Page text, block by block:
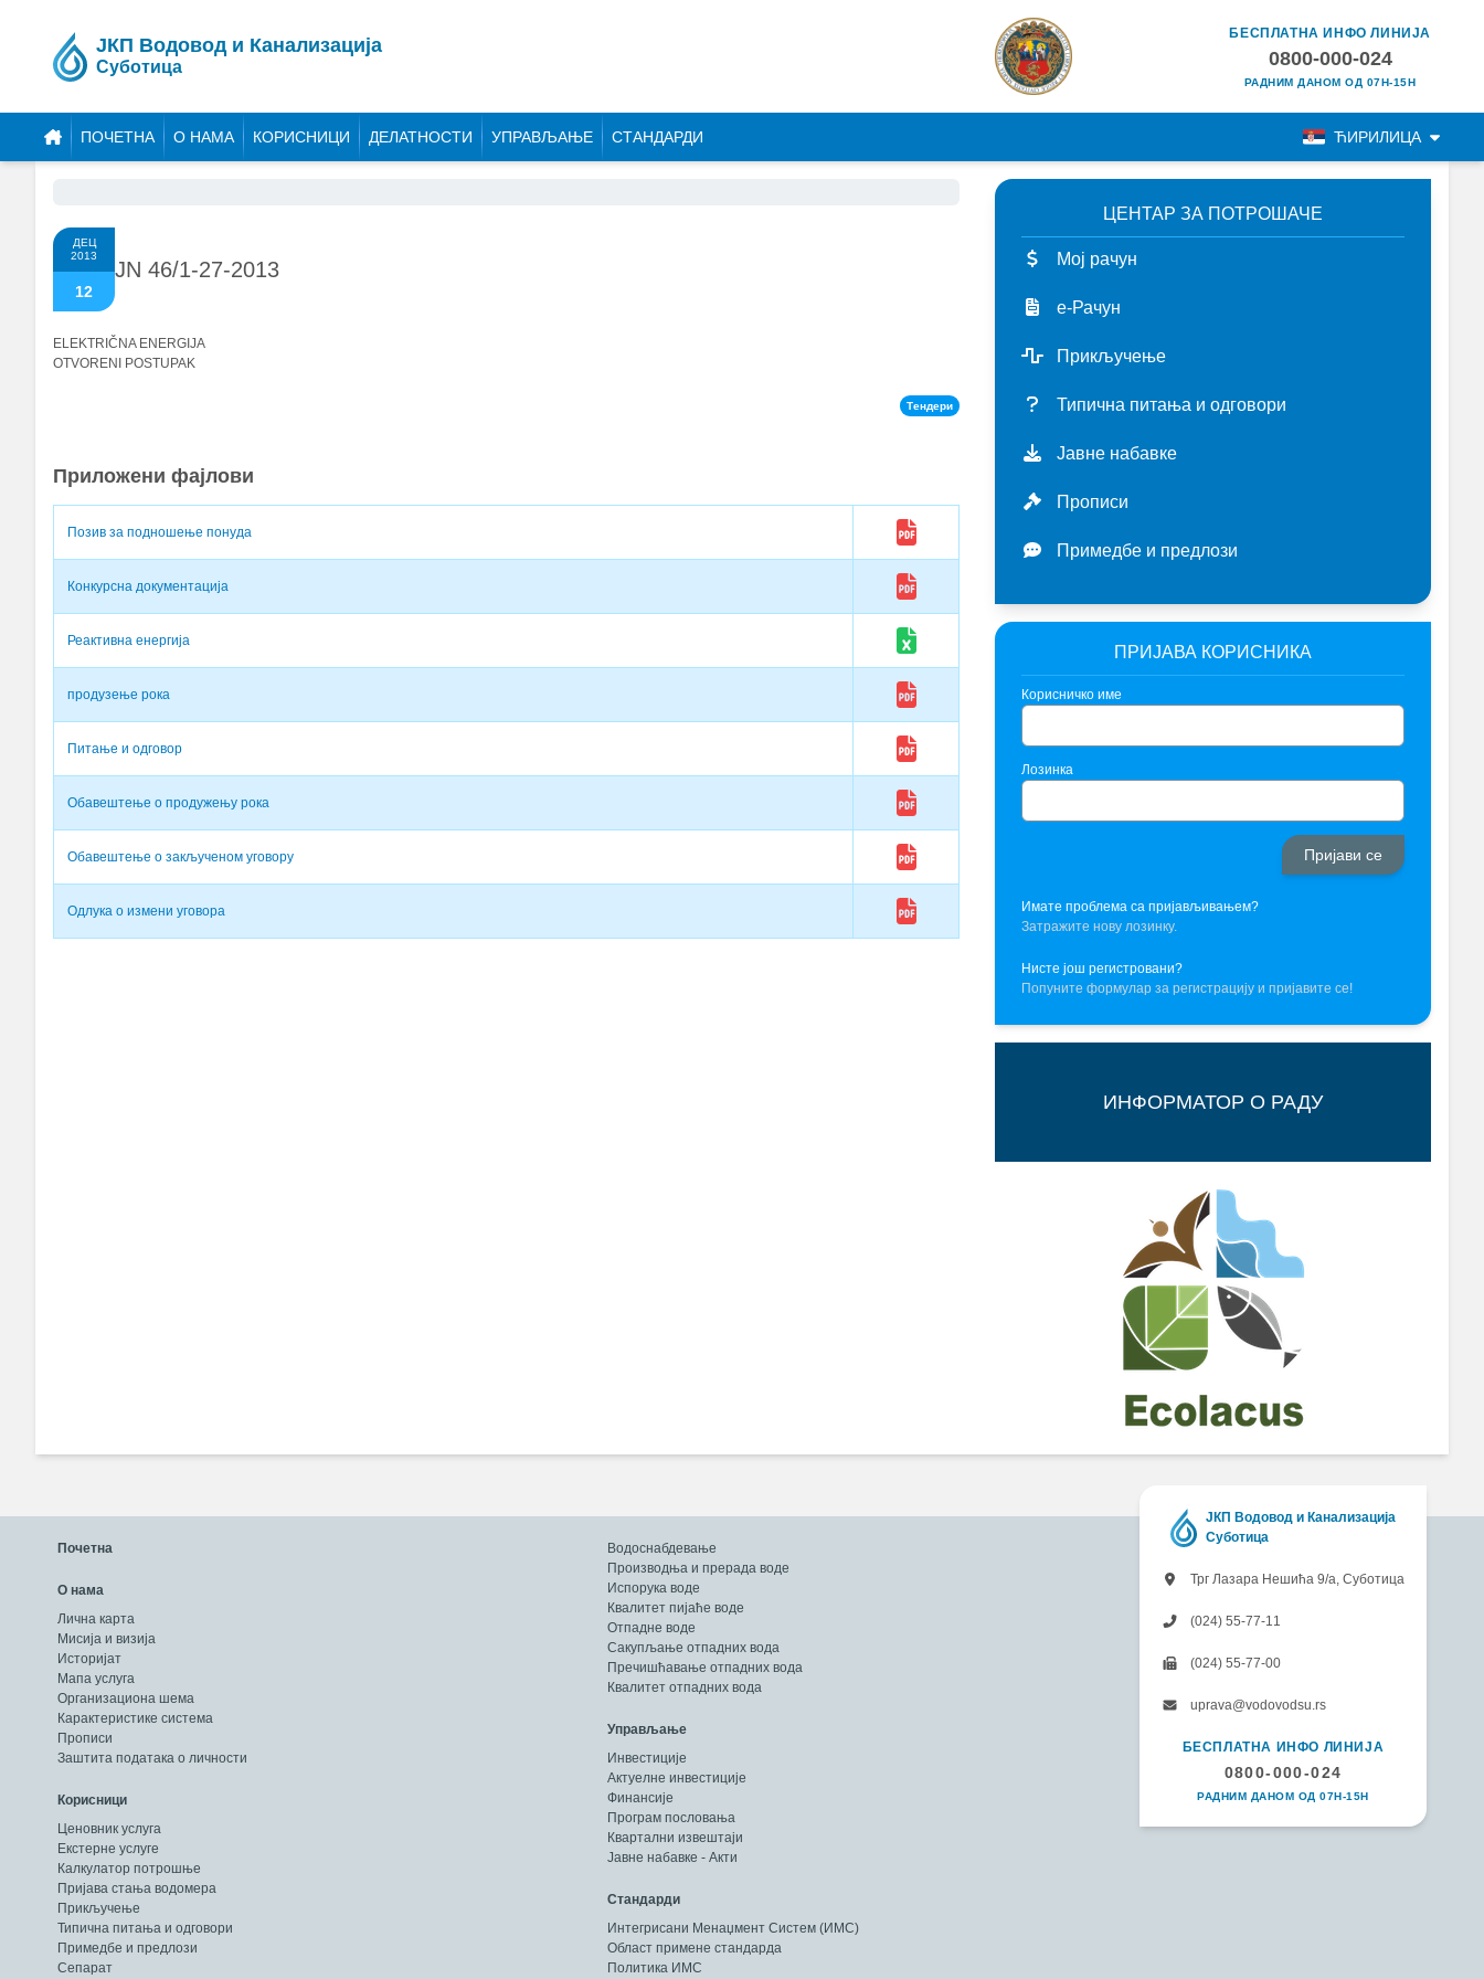
ЈКП Водовод и Канализација
Суботица
БЕСПЛАТНА ИНФО ЛИНИЈА
0800-000-024
РАДНИМ ДАНОМ ОД 07H-15H
ПОЧЕТНА О НАМА КОРИСНИЦИ ДЕЛАТНОСТИ УПРАВЉАЊЕ СТАНДАРДИ ЋИРИЛИЦА
ДЕЦ
2013
12
JN 46/1-27-2013
ELEKTRIČNA ENERGIJA
OTVORENI POSTUPAK
Тендери
Приложени фајлови
Позив за подношење понуда
Конкурсна документација
Реактивна енергија
продузење рока
Питање и одговор
Обавештење о продужењу рока
Обавештење о закљученом уговору
Одлука о измени уговора
ЦЕНТАР ЗА ПОТРОШАЧЕ
Мој рачун
е-Рачун
Прикључење
Типична питања и одговори
Јавне набавке
Прописи
Примедбе и предлози
ПРИЈАВА КОРИСНИКА
Корисничко име
Лозинка
Имате проблема са пријављивањем?
Затражите нову лозинку.
Нисте још регистровани?
Попуните формулар за регистрацију и пријавите се!
ИНФОРМАТОР О РАДУ
Почетна
О нама
Лична карта
Мисија и визија
Историјат
Мапа услуга
Организациона шема
Карактеристике система
Прописи
Заштита података о личности
Корисници
Ценовник услуга
Екстерне услуге
Калкулатор потрошње
Пријава стања водомера
Прикључење
Типична питања и одговори
Примедбе и предлози
Сепарат
Водоснабдевање
Производња и прерада воде
Испорука воде
Квалитет пијаће воде
Отпадне воде
Сакупљање отпадних вода
Пречишћавање отпадних вода
Квалитет отпадних вода
Управљање
Инвестиције
Актуелне инвестиције
Финансије
Програм пословања
Квартални извештаји
Јавне набавке - Акти
Стандарди
Интегрисани Менаџмент Систем (ИМС)
Област примене стандарда
Политика ИМС
ЈКП Водовод и Канализација
Суботица
Трг Лазара Нешића 9/а, Суботица
(024) 55-77-11
(024) 55-77-00
uprava@vodovodsu.rs
БЕСПЛАТНА ИНФО ЛИНИЈА
0800-000-024
РАДНИМ ДАНОМ ОД 07H-15H